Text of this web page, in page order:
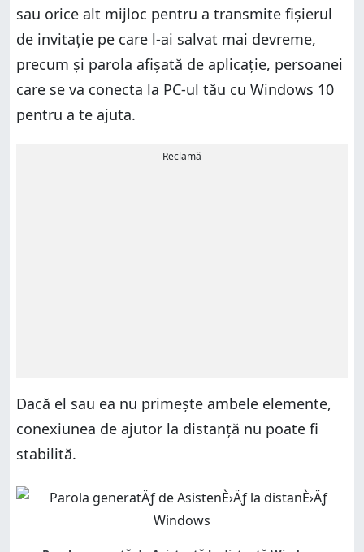
sau orice alt mijloc pentru a transmite fișierul
de invitație pe care l-ai salvat mai devreme,
precum și parola afișată de aplicație, persoanei
care se va conecta la PC-ul tău cu Windows 10
pentru a te ajuta.
Reclamă
Dacă el sau ea nu primește ambele elemente,
conexiunea de ajutor la distanță nu poate fi
stabilită.